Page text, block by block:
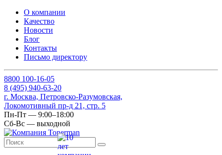
О компании
Качество
Новости
Блог
Контакты
Письмо директору
8800 100-16-05
8 (495) 940-63-20
г. Москва, Петровско-Разумовская,
Локомотивный пр-д 21, стр. 5
Пн-Пт — 9:00–18:00
Сб-Вс — выходной